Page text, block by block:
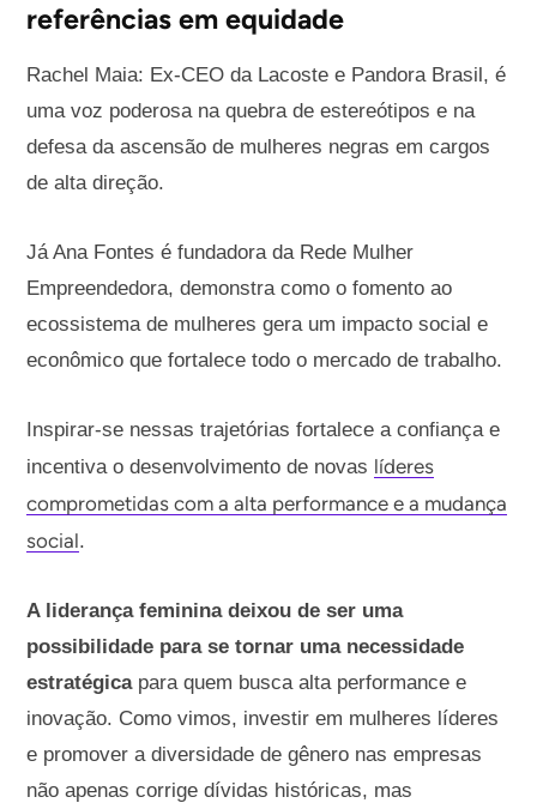
referências em equidade
Rachel Maia: Ex-CEO da Lacoste e Pandora Brasil, é
uma voz poderosa na quebra de estereótipos e na
defesa da ascensão de mulheres negras em cargos
de alta direção.
Já Ana Fontes é fundadora da Rede Mulher
Empreendedora, demonstra como o fomento ao
ecossistema de mulheres gera um impacto social e
econômico que fortalece todo o mercado de trabalho.
Inspirar-se nessas trajetórias fortalece a confiança e
incentiva o desenvolvimento de novas líderes
comprometidas com a alta performance e a mudança
social.
A liderança feminina deixou de ser uma
possibilidade para se tornar uma necessidade
estratégicapara quem busca alta performance e
inovação. Como vimos, investir em mulheres líderes
e promover a diversidade de gênero nas empresas
não apenas corrige dívidas históricas, mas